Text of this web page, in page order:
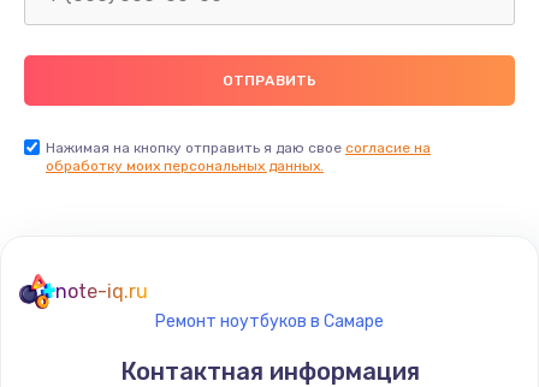
Нажимая на кнопку отправить я даю свое согласие на
обработку моих персональных данных.
note-iq.ru
Ремонт ноутбуков в Самаре
Контактная информация